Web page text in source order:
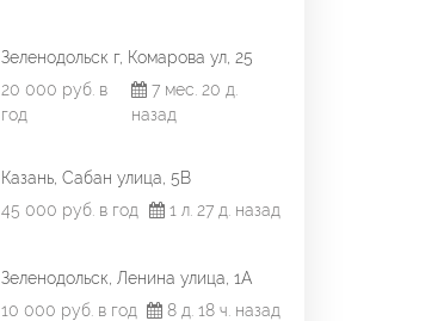
Зеленодольск г, Комарова ул, 25
20 000 руб. в
год
7 мес. 20 д.
назад
Казань, Сабан улица, 5В
45 000 руб. в год
1 л. 27 д. назад
Зеленодольск, Ленина улица, 1А
10 000 руб. в год
8 д. 18 ч. назад